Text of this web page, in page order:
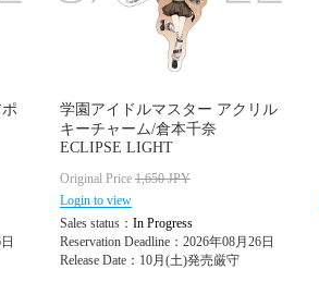
学園アイドルマスター アクリル
キーチャーム/倉本千奈
ECLIPSE LIGHT
Original Price 1,650JPY
Login to view
Sales status： In Progress
Reservation Deadline：2026年08月26日
Release Date：10月(土)発売厳守